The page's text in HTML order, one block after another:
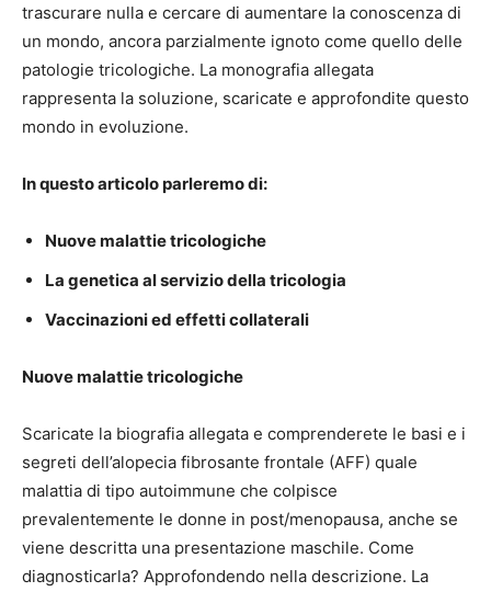
trascurare nulla e cercare di aumentare la conoscenza di
un mondo, ancora parzialmente ignoto come quello delle
patologie tricologiche. La monografia allegata
rappresenta la soluzione, scaricate e approfondite questo
mondo in evoluzione.
In questo articolo parleremo di:
Nuove malattie tricologiche
La genetica al servizio della tricologia
Vaccinazioni ed effetti collaterali
Nuove malattie tricologiche
Scaricate la biografia allegata e comprenderete le basi e i
segreti dell’alopecia fibrosante frontale (AFF) quale
malattia di tipo autoimmune che colpisce
prevalentemente le donne in post/menopausa, anche se
viene descritta una presentazione maschile. Come
diagnosticarla? Approfondendo nella descrizione. La